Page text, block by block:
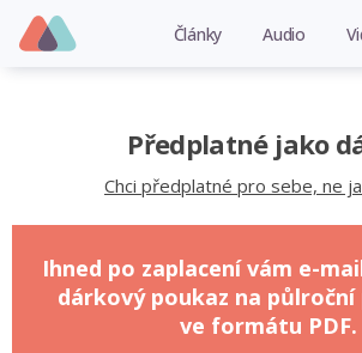
Články Audio
Předplatné jako
Chci předplatné pro sebe, ne
Ihned po zaplacení vám e-
dárkový poukaz na
ve formátu PDF.